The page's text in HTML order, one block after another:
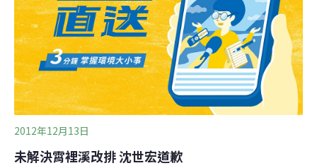
潭渴望園區廠，分別於2000年、2002年通過環評，將每日
合計3萬噸廢水排入霄裡溪，從上游的桃園縣跨界流入新
竹縣新埔鎮。
2012年12月13日
未解決霄裡溪改排 沈世宏道歉